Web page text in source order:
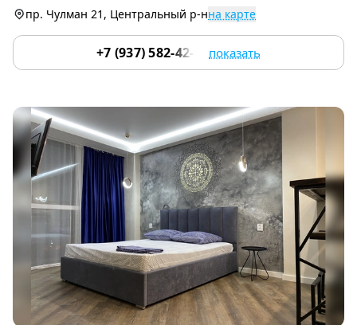
пр. Чулман 21, Центральный р-нна карте
+7 (937) 582-42-22 показать